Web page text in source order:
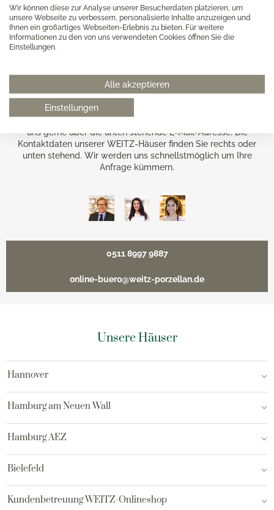
Wir können diese zur Analyse unserer Besucherdaten platzieren, um
unsere Webseite zu verbessern, personalisierte Inhalte anzuzeigen und
Ihnen ein großartiges Webseiten-Erlebnis zu bieten. Für weitere
Informationen zu den von uns verwendeten Cookies öffnen Sie die
Einstellungen.
Alle akzeptieren
Einstellungen
Mehr Kochtöpfe ansehen
Haben Sie Fragen zu unserem Online-Shop oder unserem Online-
Sortiment, benötigen Sie Hilfe beim Bestellvorgang oder haben
uns gerne über die unten stehende E-Mail-Adresse. Die
Kontaktdaten unserer WEITZ-Häuser finden Sie rechts oder
unten stehend. Wir werden uns schnellstmöglich um Ihre
Anfrage kümmern.
0511 8997 9887
online-buero@weitz-porzellan.de
Unsere Häuser
Hannover
Hamburg am Neuen Wall
Hamburg AEZ
Bielefeld
Kundenbetreuung WEITZ-Onlineshop